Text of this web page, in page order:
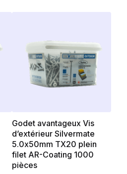
Godet avantageux Vis
d’extérieur Silvermate
5.0x50mm TX20 plein
filet AR-Coating 1000
pièces